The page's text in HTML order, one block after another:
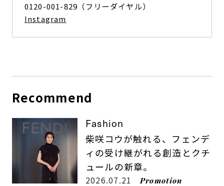
0120-001-829（フリーダイヤル）
Instagram
Recommend
Fashion
柴咲コウが触れる、フェンデ
ィの受け継がれる創造とクチ
ュールの新章。
2026.07.21 Promotion